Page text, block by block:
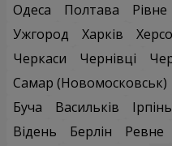
Одеса
Полтава Рівне
Ужгород
Харків
Черкаси
Чернівці
Самар (Новомосковськ)
Буча
Васильків Ірпінь
Відень
Берлін Ревне